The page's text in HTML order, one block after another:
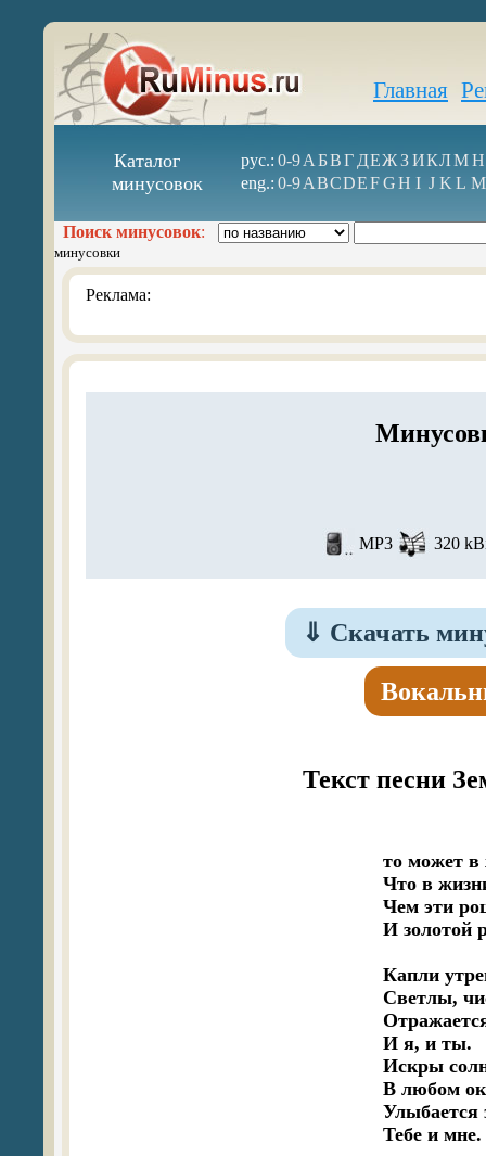
Главная
Каталог
минусовок
рус.: 0-9А БВГ ДЕЖ З ИКЛМН
eng.: 0-9ABCDEFGH I J K L M
Поиск минусовок:
минусовки
Реклама:
MP3 320
⇓ Скачать
Текст песни
то может в
Что в
Чем эти
И золотой
Капли
Светлы,
И я, и ты.
Искры
В любом
Улыбается
Тебе и мне.